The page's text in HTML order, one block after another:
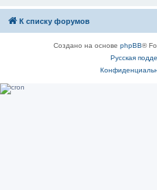
К списку форумов
Создано на основе phpBB®
Русская